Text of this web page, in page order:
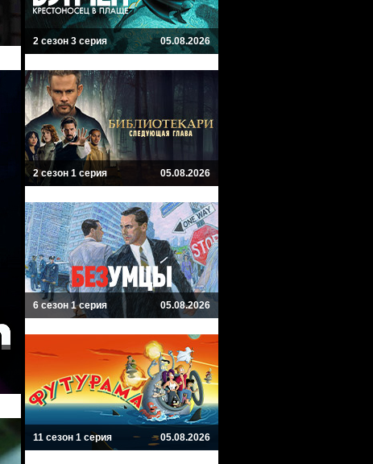
2 сезон 3 серия 05.08.2026
2 сезон 1 серия 05.08.2026
6 сезон 1 серия 05.08.2026
11 сезон 1 серия 05.08.2026